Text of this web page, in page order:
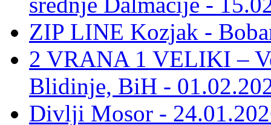
ZIP LINE Kozjak -
2 VRANA 1 VELIKI –
Blidinje, BiH -
Divlji Mosor -